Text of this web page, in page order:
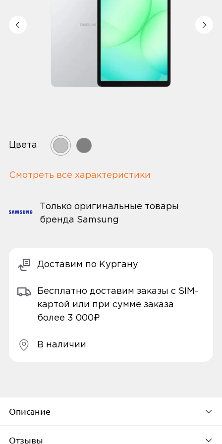
Цвета
Смотреть все характеристики
Только оригинальные товары
бренда Samsung
Доставим по Кургану
Бесплатно доставим заказы с SIM-
картой или при сумме заказа
более 3 000₽
В наличии
Описание
Отзывы